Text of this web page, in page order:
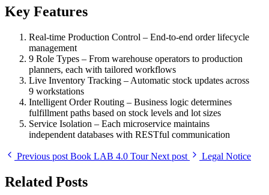
Key Features
Real-time Production Control – End-to-end order lifecycle
management
9 Role Types – From warehouse operators to production
planners, each with tailored workflows
Live Inventory Tracking – Automatic stock updates across
9 workstations
Intelligent Order Routing – Business logic determines
fulfillment paths based on stock levels and lot sizes
Service Isolation – Each microservice maintains
independent databases with RESTful communication
Previous post Book LAB 4.0 Tour Next post Legal Notice
Related Posts